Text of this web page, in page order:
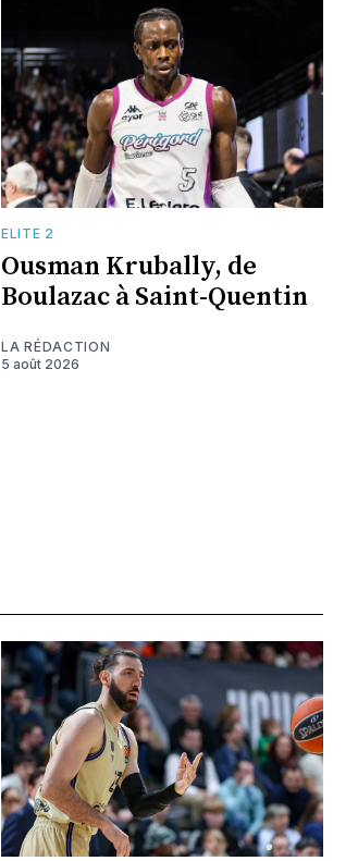
ELITE 2
Ousman Krubally, de
Boulazac à Saint-Quentin
LA RÉDACTION
5 août 2026